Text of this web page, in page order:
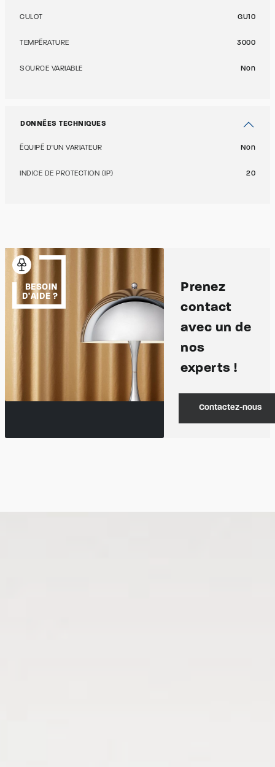
CULOT GU10
TEMPÉRATURE 3000
SOURCE VARIABLE Non
DONNÉES TECHNIQUES
ÉQUIPÉ D'UN VARIATEUR Non
INDICE DE PROTECTION (IP) 20
BESOIN
D'AIDE ?
Prenez
contact
avec un de
nos
experts !
Contactez-nous